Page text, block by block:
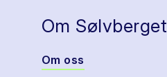
Om Sølvberget
Om oss